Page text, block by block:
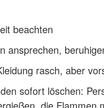
beachten
ansprechen,
rasch, aber
sofort löschen: